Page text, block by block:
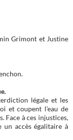
Grimont et Justine
légale et les
et coupent l’eau de
Face à ces injustices,
accès égalitaire à